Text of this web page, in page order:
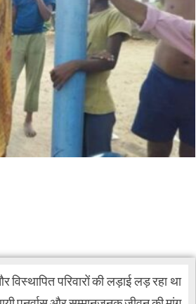
परिवारों की लड़ाई लड़ रहा था